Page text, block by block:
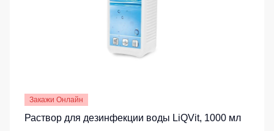
Закажи Онлайн
Раствор для дезинфекции воды LiQVit, 1000 мл